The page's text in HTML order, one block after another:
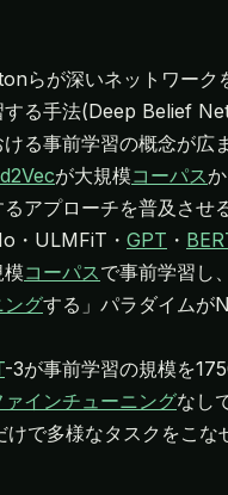
らが深いネットワーク
する手法(Deep Belief
る事前学習の概念が広
が大規模コーパス
アプローチを普及させる
・ULMFiT・ GPT ・
模コーパスで事前学習し
ングする」パラダイムが
-3が事前学習の規模を
ァインチューニングなし
けで多様なタスクをこな